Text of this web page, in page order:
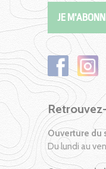
Ouverture du
Du lundi au